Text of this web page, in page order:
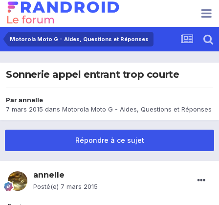
Motorola Moto G - Aides, Questions et Réponses
Sonnerie appel entrant trop courte
Parannelle
7 mars 2015 dans Motorola Moto G - Aides, Questions et Réponses
Répondre à ce sujet
annelle
Posté(e) 7 mars 2015